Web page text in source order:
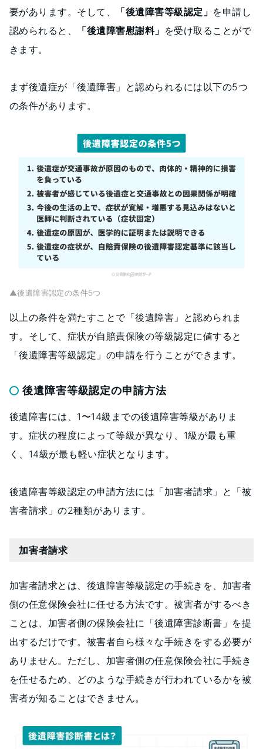
要があります。そして、 「後遺障害等級認定」 を申請し
認められると、
「後遺障害慰謝料」 を受け取ることがで
きます。
まず後遺症が「後遺障害」と認められるには以下の5つ
の条件があります。
▲後遺障害認定の条件5つ
以上の条件を満たすことで「後遺障害」と認められま
す。そして、症状が自賠責保険の等級認定に値すると
「後遺障害等級認定」の申請を行うことができます。
後遺障害等級認定の申請方法
後遺障害には、1〜14級までの後遺障害等級がありま
す。症状の程度によって等級が異なり、1級が最も重
く、14級が最も軽い症状となります。
後遺障害等級認定の申請方法には「加害者請求」と「被
害者請求」の2種類があります。
加害者請求
加害者請求とは、後遺障害等級認定の手続きを、加害者
側の任意保険会社に任せる方法です。被害者がするべき
ことは、加害者側の保険会社に「後遺障害診断書」を提
出するだけです。被害者自ら様々な手続きをする必要が
ありません。ただし、加害者側の任意保険会社に手続き
を任せるため、どのような手続きが行われているかを被
害者が知ることはできません。